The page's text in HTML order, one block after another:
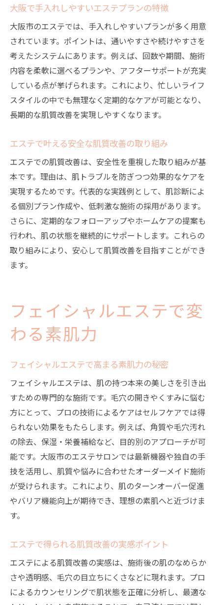
大阪で手入れしやすいエステプランの特徴
大阪市のエステでは、手入れしやすいプランが多く用意
されています。ポイントは、通いやすさや続けやすさを
考えたシステムにあります。例えば、回数や期間、施術
内容を柔軟に選べるプランや、アフターサポートが充実
している点が挙げられます。これにより、忙しいライフ
スタイルの中でも無理なく定期的なケアが可能となり、
長期的な肌質改善を実現しやすくなります。
エステで叶える安全な肌質改善の取り組み
エステでの肌質改善は、安全性を重視した取り組みが基
本です。理由は、肌トラブルを防ぎつつ効果的なケアを
実現するためです。代表的な実践例として、肌診断によ
る個別プラン作成や、低刺激な施術の採用があります。
さらに、定期的なフォローアップやホームケアの提案も
行われ、肌の状態を継続的にサポートします。これらの
取り組みにより、安心して肌質改善を目指すことができ
ます。
フェイシャルエステで変
わる素肌力
フェイシャルエステで高まる素肌力の秘密
フェイシャルエステは、肌の持つ本来の美しさを引き出
すための専門的な施術です。毛穴の開きやくすみに悩む
方にとって、プロの技術によるケアはセルフケアでは得
られない効果をもたらします。例えば、角質や毛穴汚れ
の除去、保湿・栄養補給など、目的別のアプローチが可
能です。大阪市のエステサロンでは最新機器や独自の手
技を活用し、肌質や悩みに合わせたオーダーメイド施術
が受けられます。これにより、肌のターンオーバー促進
やバリア機能向上が期待でき、理想の素肌へと近づけま
す。
エステで得られる肌質改善の実感ポイント
エステによる肌質改善の実感は、施術後の肌のなめらか
さや透明感、毛穴の目立ちにくさなどに現れます。プロ
によるカウンセリングで肌状態を正確に分析し、最適な